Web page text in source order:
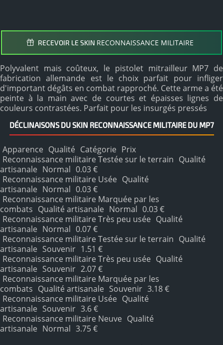
RECEVOIR LE SKIN RECONNAISSANCE MILITAIRE
Polyvalent mais coûteux, le pistolet mitrailleur MP7 de
fabrication allemande est le choix parfait pour infliger
d'important dégâts en combat rapproché. Cette arme a été
peinte à la main avec de courtes et épaisses lignes de
couleurs contrastées. Parfait pour les insurgés pressés
DÉCLINAISONS DU SKIN RECONNAISSANCE MILITAIRE DU MP7
Apparence Qualité Catégorie Prix
Reconnaissance militaire Testée sur le terrain Qualité
artisanale Normal 0.03 €
Reconnaissance militaire Usée Qualité
artisanale Normal 0.03 €
Reconnaissance militaire Marquée par les
combats Qualité artisanale Normal 0.03 €
Reconnaissance militaire Très peu usée Qualité
artisanale Normal 0.07 €
Reconnaissance militaire Testée sur le terrain Qualité
artisanale Souvenir 1.51 €
Reconnaissance militaire Très peu usée Qualité
artisanale Souvenir 2.07 €
Reconnaissance militaire Marquée par les
combats Qualité artisanale Souvenir 3.18 €
Reconnaissance militaire Usée Qualité
artisanale Souvenir 3.6 €
Reconnaissance militaire Neuve Qualité
artisanale Normal 3.75 €